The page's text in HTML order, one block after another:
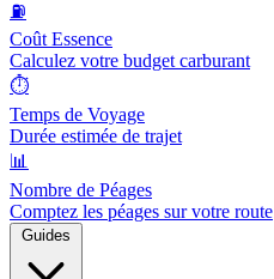
⛽
Coût Essence
Calculez votre budget carburant
⏱️
Temps de Voyage
Durée estimée de trajet
📊
Nombre de Péages
Comptez les péages sur votre route
Guides